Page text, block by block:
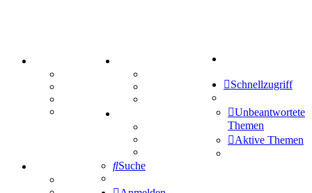
Mastodon
Treffenübersicht
Zitatesammlung
Schiffe versenken
Tipprunde
Schnellzugriff
Unbeantwortete
Themen
Aktive Themen
Suche